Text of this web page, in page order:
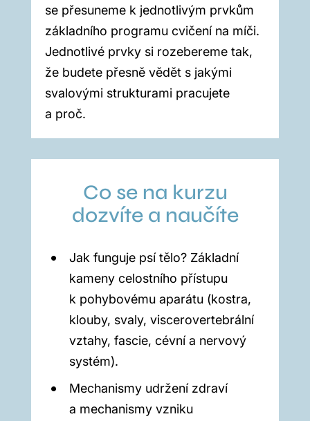
se přesuneme k jednotlivým prvkům
základního programu cvičení na míči.
Jednotlivé prvky si rozebereme tak,
že budete přesně vědět s jakými
svalovými strukturami pracujete
a proč.
Co se na kurzu
dozvíte a naučíte
Jak funguje psí tělo? Základní
kameny celostního přístupu
k pohybovému aparátu (kostra,
klouby, svaly, viscerovertebrální
vztahy, fascie, cévní a nervový
systém).
Mechanismy udržení zdraví
a mechanismy vzniku